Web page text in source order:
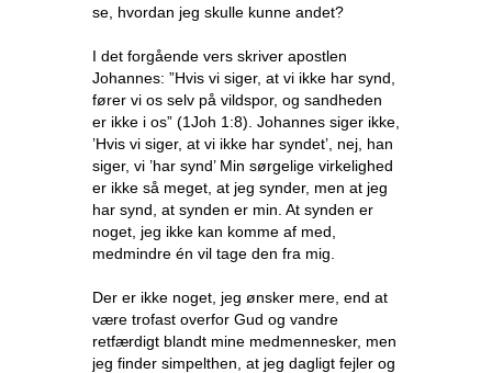
se, hvordan jeg skulle kunne andet?
I det forgående vers skriver apostlen
Johannes: ”Hvis vi siger, at vi ikke har synd,
fører vi os selv på vildspor, og sandheden
er ikke i os” (1Joh 1:8). Johannes siger ikke,
’Hvis vi siger, at vi ikke har syndet’, nej, han
siger, vi ’har synd’ Min sørgelige virkelighed
er ikke så meget, at jeg synder, men at jeg
har synd, at synden er min. At synden er
noget, jeg ikke kan komme af med,
medmindre én vil tage den fra mig.
Der er ikke noget, jeg ønsker mere, end at
være trofast overfor Gud og vandre
retfærdigt blandt mine medmennesker, men
jeg finder simpelthen, at jeg dagligt fejler og